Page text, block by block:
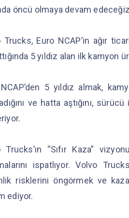
öncü olmaya devam
Trucks, Euro NCAP’in ağır
5 yıldız alan ilk kamyon
5 yıldız almak,
ve hatta aştığını,
Trucks’ın “Sıfır Kaza”
ispatlıyor. Volvo
risklerini öngörmek ve
ediyor.